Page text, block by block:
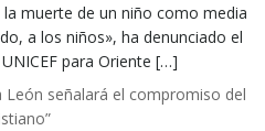
muerte de un niño como media
a los niños», ha denunciado el
para Oriente […]
León señalará el compromiso del